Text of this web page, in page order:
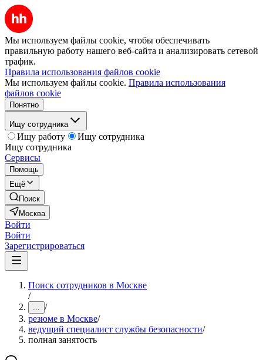
Мы используем файлы cookie, чтобы обеспечивать
правильную работу нашего веб-сайта и анализировать сетевой
трафик.
Правила использования файлов cookie
Мы используем файлы cookie. Правила использования
файлов cookie
Понятно
Ищу сотрудника
Ищу работу
Ищу сотрудника
Ищу сотрудника
Сервисы
Помощь
Ещё
Поиск
Москва
Войти
Войти
Зарегистрироваться
Поиск сотрудников в Москве
/
... /
резюме в Москве/
ведущий специалист службы безопасности/
полная занятость